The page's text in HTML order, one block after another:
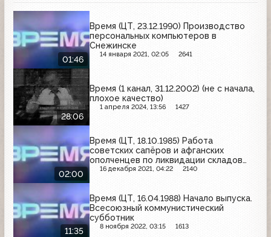
01:46
Время (ЦТ, 23.12.1990) Производство
персональных компьютеров в
Снежинске
14 января 2021, 02:05 2641
28:06
Время (1 канал, 31.12.2002) (не с начала,
плохое качество)
1 апреля 2024, 13:56 1427
02:00
Время (ЦТ, 18.10.1985) Работа
советских сапёров и афганских
ополченцев по ликвидации складов
боеприпасов
16 декабря 2021, 04:22 2140
11:35
Время (ЦТ, 16.04.1988) Начало выпуска.
Всесоюзный коммунистический
субботник
8 ноября 2022, 03:15 1613